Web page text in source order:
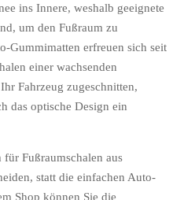
ins Innere, weshalb geeignete
um den Fußraum zu
Gummimatten erfreuen sich seit
einer wachsenden
Fahrzeug zugeschnitten,
das optische Design ein
für Fußraumschalen aus
statt die einfachen Auto-
Shop können Sie die